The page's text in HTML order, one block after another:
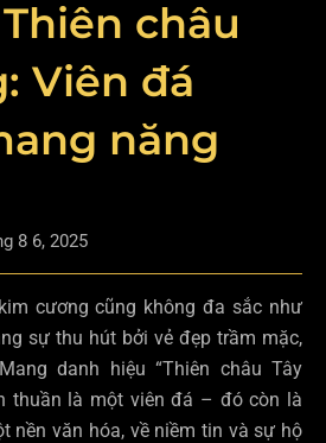
châu
Viên đá
năng
8 6, 2025
cương cũng không đa sắc như
sự thu hút bởi vẻ đẹp trầm mặc,
danh hiệu “Thiên châu Tây
thuần là một viên đá – đó còn là
nền văn hóa, về niềm tin và sự hộ